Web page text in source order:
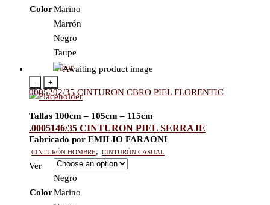
ColorMarino
Marrón
Negro
Taupe
Clear
- +
.0005146/35 CINTURON PIEL SERRAJE
Cinturón hombre, Cinturón casual
Ver
0005202/35 CINTURON CBRO PIEL FLORENTIC
Tallas 100cm – 105cm – 115cm
Fabricado por EMILIO FARAONI
Color
Negro
Marino